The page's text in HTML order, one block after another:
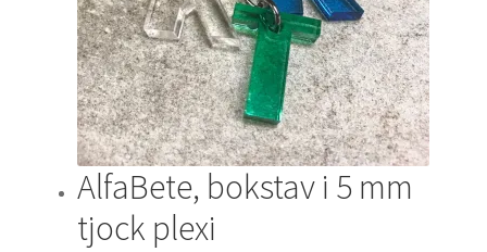
AlfaBete, bokstav i 5 mm
tjock plexi